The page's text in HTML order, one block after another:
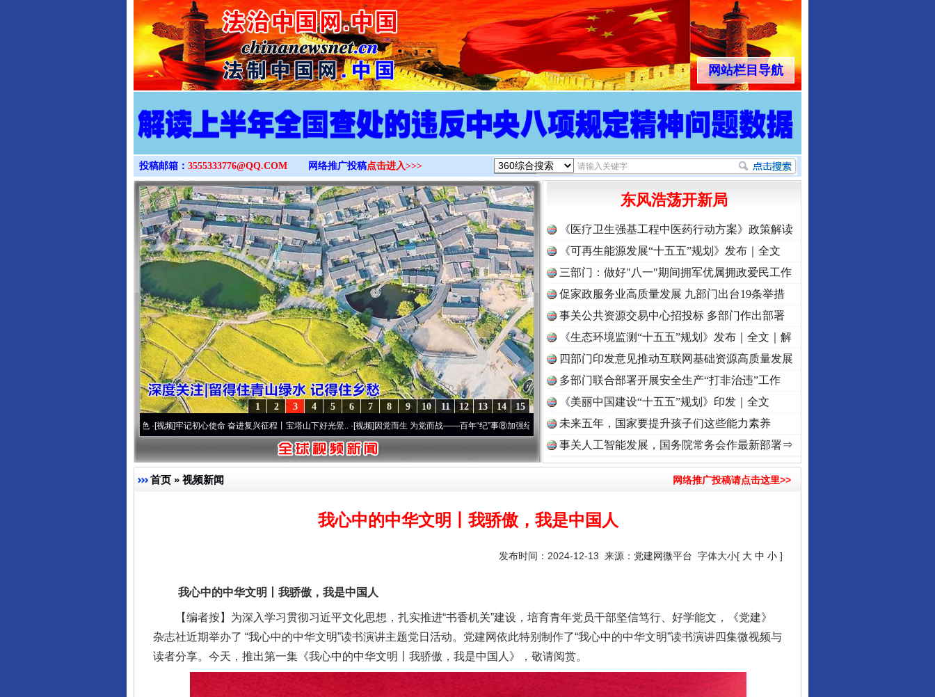
>
网站栏目导航
投稿邮箱： 3555333776@QQ.COM 网络推广投稿点击进入>>>
15
14
13
12
11
10
9
8
7
6
5
4
3
2
1
牢记初心使命 奋进复兴征程丨宝塔山下好光景..·[视频]因党而生 为党而战——百年“纪”事⑧加强纪律..·[视频] 牢记初心使命 奋进复兴征程丨“转折之城”激荡..·[视频]牢记初心使命 奋进复兴征程丨红船起航处 潮起..
东风浩荡开新局
《医疗卫生强基工程中医药行动方案》政策解读
《可再生能源发展“十五五”规划》发布｜全文
三部门：做好"八一"期间拥军优属拥政爱民工作
促家政服务业高质量发展 九部门出台19条举措
事关公共资源交易中心招投标 多部门作出部署
《生态环境监测“十五五”规划》发布｜全文｜解
读
四部门印发意见推动互联网基础资源高质量发展
多部门联合部署开展安全生产“打非治违”工作
《美丽中国建设“十五五”规划》印发｜全文
未来五年，国家要提升孩子们这些能力素养
事关人工智能发展，国务院常务会作最新部署⇒
首页 » 视频新闻 网络推广投稿请点击这里>>
我心中的中华文明丨我骄傲，我是中国人
发布时间：2024-12-13 来源： 党建网微平台 字体大小[ 大 中 小 ]
我心中的中华文明丨我骄傲，我是中国人
【编者按】为深入学习贯彻习近平文化思想，扎实推进“书香机关”建设，培育青年党员干部坚信笃行、好学能文，《党建》
杂志社近期举办了 “我心中的中华文明”读书演讲主题党日活动。党建网依此特别制作了“我心中的中华文明”读书演讲四集微视频与
读者分享。今天，推出第一集《我心中的中华文明丨我骄傲，我是中国人》，敬请阅赏。